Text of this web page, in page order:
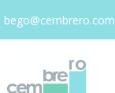
bego@cembrero.com